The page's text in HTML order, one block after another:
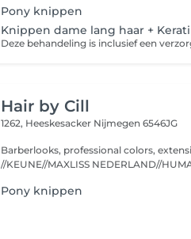
Pony knippen
Knippen dame lang haar +
Deze behandeling is inclusief een
Hair by Cill
1262, Heeskesacker Nijmegen 6546JG
Barberlooks, professional colors,
Pony knippen